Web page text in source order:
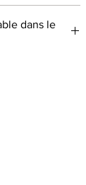
dans le